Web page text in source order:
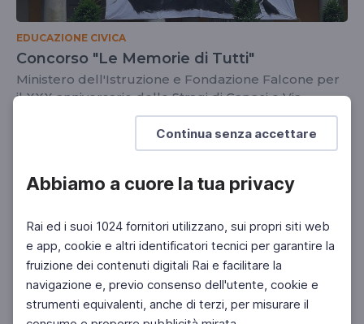
Continua senza accettare
Abbiamo a cuore la tua privacy
Rai ed i suoi 1024 fornitori utilizzano, sui propri siti web
e app, cookie e altri identificatori tecnici per garantire la
fruizione dei contenuti digitali Rai e facilitare la
navigazione e, previo consenso dell'utente, cookie e
strumenti equivalenti, anche di terzi, per misurare il
EDUCAZIONE CIVICA
Concorso "Le Memorie di Tutti"
Ministero dell'Istruzione e Fondazione Falcone per
il XXX anniversario delle Stragi di Capaci e Via